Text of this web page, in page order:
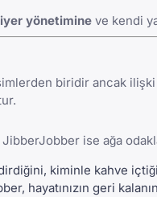
yönetimine ve kendi
biridir ancak
JibberJobber ise ağa
kiminle kahve
hayatınızın geri